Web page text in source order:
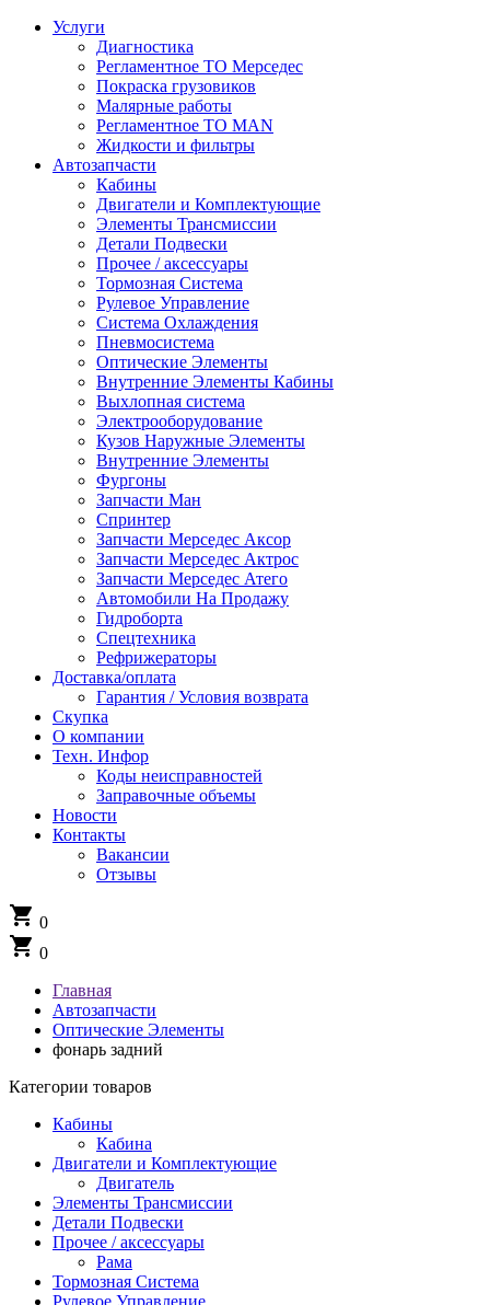
Услуги
Диагностика
Регламентное ТО Мерседес
Покраска грузовиков
Малярные работы
Регламентное ТО MAN
Жидкости и фильтры
Автозапчасти
Кабины
Двигатели и Комплектующие
Элементы Трансмиссии
Детали Подвески
Прочее / аксессуары
Тормозная Система
Рулевое Управление
Система Охлаждения
Пневмосистема
Оптические Элементы
Внутренние Элементы Кабины
Выхлопная система
Электрооборудование
Кузов Наружные Элементы
Внутренние Элементы
Фургоны
Запчасти Ман
Спринтер
Запчасти Мерседес Аксор
Запчасти Мерседес Актрос
Запчасти Мерседес Атего
Автомобили На Продажу
Гидроборта
Спецтехника
Рефрижераторы
Доставка/оплата
Гарантия / Условия возврата
Скупка
О компании
Техн. Инфор
Коды неисправностей
Заправочные объемы
Новости
Контакты
Вакансии
Отзывы
shopping_cart 0
shopping_cart 0
Главная
Автозапчасти
Оптические Элементы
фонарь задний
Категории товаров
Кабины
Кабина
Двигатели и Комплектующие
Двигатель
Элементы Трансмиссии
Детали Подвески
Прочее / аксессуары
Рама
Тормозная Система
Рулевое Управление